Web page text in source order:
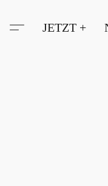
JETZT +